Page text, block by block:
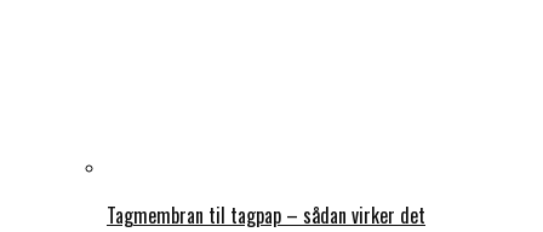
Tagmembran til tagpap – sådan virker det